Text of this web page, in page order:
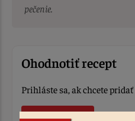
pečenie.
Ohodnotiť recept
Prihláste sa, ak chcete
Prihlásiť sa